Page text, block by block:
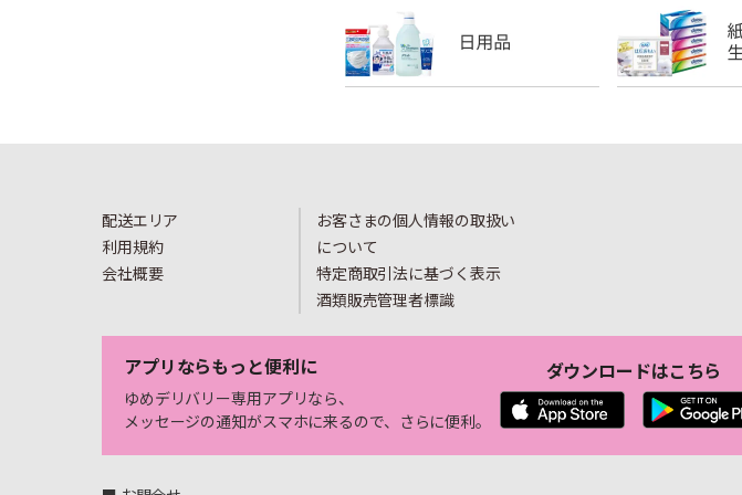
配送エリア
利用規約
会社概要
お客さまの個人情報の取扱い
について
特定商取引法に基づく表示
酒類販売管理者標識
アプリならもっと便利に
ゆめデリバリー専用アプリなら、
メッセージの通知がスマホに来るので、さらに便利。
ダウンロードはこちら